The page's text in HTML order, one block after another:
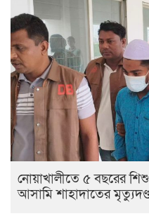
নোয়াখালীতে ৫ বছরের
আসামি শাহাদাতের